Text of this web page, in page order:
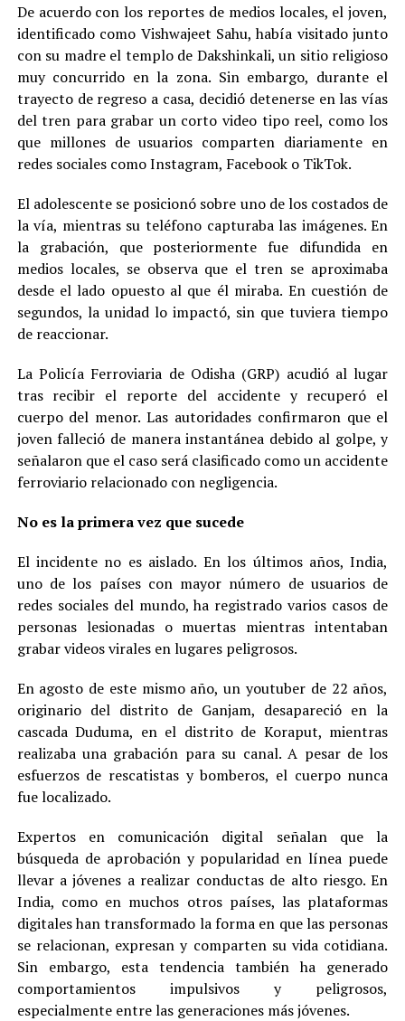
De acuerdo con los reportes de medios locales, el joven,
identificado como Vishwajeet Sahu, había visitado junto
con su madre el templo de Dakshinkali, un sitio religioso
muy concurrido en la zona. Sin embargo, durante el
trayecto de regreso a casa, decidió detenerse en las vías
del tren para grabar un corto video tipo reel, como los
que millones de usuarios comparten diariamente en
redes sociales como Instagram, Facebook o TikTok.
El adolescente se posicionó sobre uno de los costados de
la vía, mientras su teléfono capturaba las imágenes. En
la grabación, que posteriormente fue difundida en
medios locales, se observa que el tren se aproximaba
desde el lado opuesto al que él miraba. En cuestión de
segundos, la unidad lo impactó, sin que tuviera tiempo
de reaccionar.
La Policía Ferroviaria de Odisha (GRP) acudió al lugar
tras recibir el reporte del accidente y recuperó el
cuerpo del menor. Las autoridades confirmaron que el
joven falleció de manera instantánea debido al golpe, y
señalaron que el caso será clasificado como un accidente
ferroviario relacionado con negligencia.
No es la primera vez que sucede
El incidente no es aislado. En los últimos años, India,
uno de los países con mayor número de usuarios de
redes sociales del mundo, ha registrado varios casos de
personas lesionadas o muertas mientras intentaban
grabar videos virales en lugares peligrosos.
En agosto de este mismo año, un youtuber de 22 años,
originario del distrito de Ganjam, desapareció en la
cascada Duduma, en el distrito de Koraput, mientras
realizaba una grabación para su canal. A pesar de los
esfuerzos de rescatistas y bomberos, el cuerpo nunca
fue localizado.
Expertos en comunicación digital señalan que la
búsqueda de aprobación y popularidad en línea puede
llevar a jóvenes a realizar conductas de alto riesgo. En
India, como en muchos otros países, las plataformas
digitales han transformado la forma en que las personas
se relacionan, expresan y comparten su vida cotidiana.
Sin embargo, esta tendencia también ha generado
comportamientos impulsivos y peligrosos,
especialmente entre las generaciones más jóvenes.